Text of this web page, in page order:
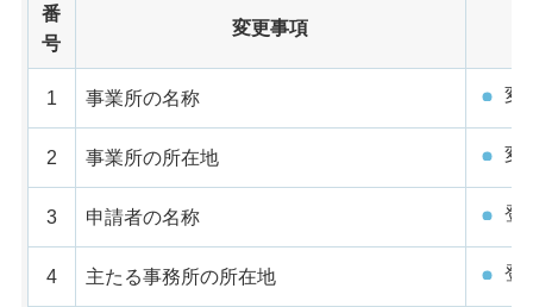
番
号
変更事項
1 事業所の名称 変
2 事業所の所在地 変
3 申請者の名称 登
4 主たる事務所の所在地 登